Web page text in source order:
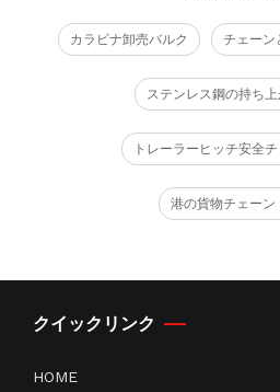
カラビナ卸売バルク チェーン
ステンレス鋼の持ち
トレーラーヒッチ安全
港の貨物チェーン
クイックリンク
HOME